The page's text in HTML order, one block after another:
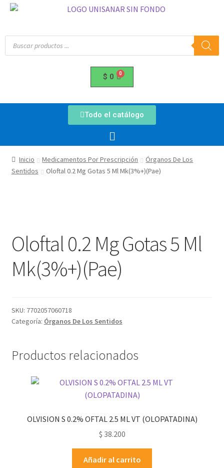
$ 0
Todo el catálogo
Inicio Medicamentos Por Prescripción
Órganos De Los
Sentidos
Oloftal 0.2 Mg Gotas 5 Ml Mk(3%+)(Pae)
Oloftal 0.2 Mg Gotas 5 Ml
Mk(3%+)(Pae)
SKU: 7702057060718
Categoría: Órganos De Los Sentidos
Productos relacionados
OLVISION S 0.2% OFTAL 2.5 ML VT (OLOPATADINA)
$ 38.200
Añadir al carrito